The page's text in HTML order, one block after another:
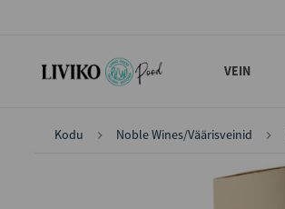
VEIN
Kodu Noble Wines/Väärisveinid